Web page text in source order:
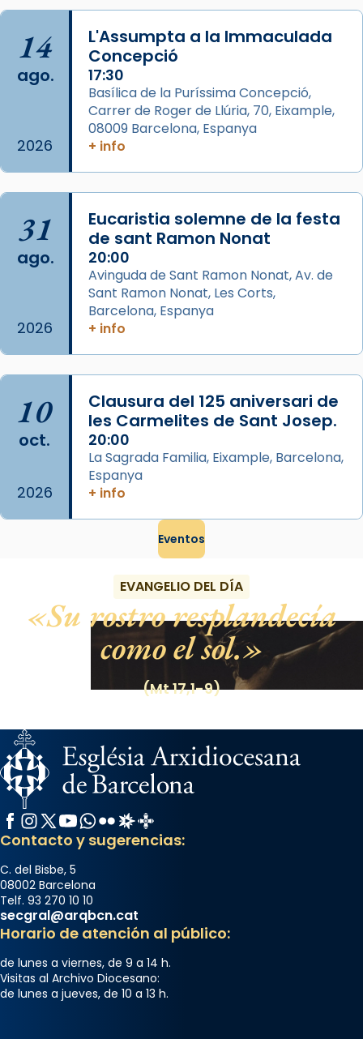
que les santes són filles de l’antiga Iluro.
Mataró en reivindicarà les relíq
... Ver más
Foto
View on Facebook · Share
Arquebisbat de Barcelona
Jaume, fill de Zebedeu, és juntament amb el
seu germà Joan i Pere un dels que
acompanyava més de prop Jesús.
Segons el llibre dels Fets (12,2) fou el primer
apòstol màrtir, decapitat a Jerusalem per
Herodes Agripa (vers l'any 44).
Patró de Galícia, després de les invasions
musulmanes fou venerat com a patró dels
Regnes castellans i més tard de tota
El seu sepulcre a Compostela fou un g
...Ver más
View on Facebook ·
14
ago.
2026
L'Assumpta a la Immaculada
Concepció
17:30
Basílica de la Puríssima Concepció,
Carrer de Roger de Llúria, 70, Eixample,
08009 Barcelona, Espanya
+ info
31
ago.
2026
Eucaristia solemne de la festa
de sant Ramon Nonat
20:00
Avinguda de Sant Ramon Nonat, Av. de
Sant Ramon Nonat, Les Corts,
Barcelona, Espanya
+ info
10
oct.
2026
Clausura del 125 aniversari de
les Carmelites de Sant Josep.
20:00
La Sagrada Familia, Eixample, Barcelona,
Espanya
+ info
Eventos
EVANGELIO DEL DÍA
Su rostro resplandecía
como el sol.
(Mt 17,1-9)
Facebook
Instagram
X / Twitter
YouTube
WhatsApp
FlickrRadio Estel
Catalunya Cristiana
Contacto y sugerencias:
C. del Bisbe, 5
08002 Barcelona
Telf. 93 270 10 10
secgral@arqbcn.cat
Horario de atención al público:
de lunes a viernes, de 9 a 14 h.
Visitas al Archivo Diocesano:
de lunes a jueves, de 10 a 13 h.